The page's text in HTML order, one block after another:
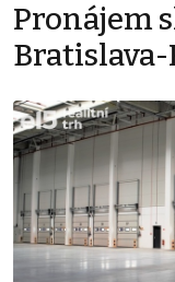
Pronájem
Bratislava-